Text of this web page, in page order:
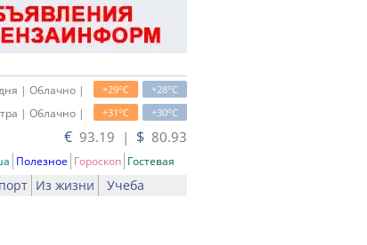
+28oC
+29oC
| Облачно |
+30oC
+31oC
| Облачно |
€ 93.19 | $ 80.93
Полезное Гороскоп Гостевая
Из жизни Учеба